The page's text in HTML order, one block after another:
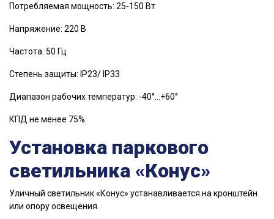
Потребляемая мощность: 25-150 Вт
Напряжение: 220 В
Частота: 50 Гц
Степень защиты: IP23/ IP33
Диапазон рабочих температур: -40°…+60°
КПД не менее 75%.
Установка паркового
светильника «Конус»
Уличный светильник «Конус» устанавливается на кронштейн
или опору освещения.